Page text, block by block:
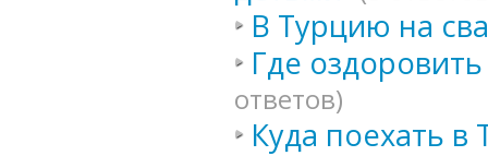
В Турцию на
Где
ответов)
Куда поехать